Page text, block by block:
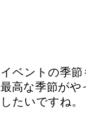
イベントの季
最高な季節が
したいですね。